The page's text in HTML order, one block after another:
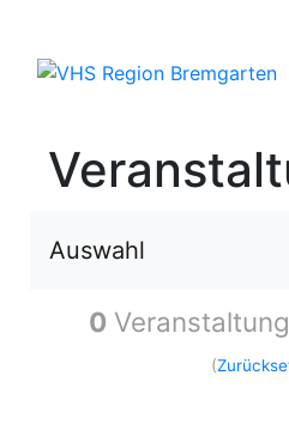
Auswahl
0
(